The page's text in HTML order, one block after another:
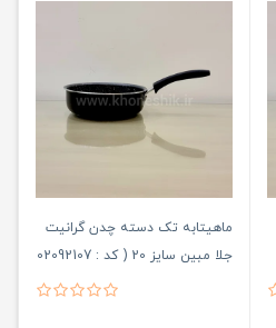
ماهیتابه تک دسته چدن گرانیت
جلا مبین سایز 20 ( کد : 02092107